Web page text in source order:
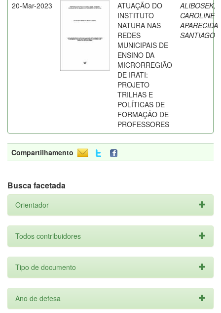
20-Mar-2023
ATUAÇÃO DO
INSTITUTO
NATURA NAS
REDES
MUNICIPAIS DE
ENSINO DA
MICRORREGIÃO
DE IRATI:
PROJETO
TRILHAS E
POLÍTICAS DE
FORMAÇÃO DE
PROFESSORES
ALIBOSEK,
CAROLINE
APARECIDA
SANTIAGO
Compartilhamento
Busca facetada
Orientador
Todos contribuidores
Tipo de documento
Ano de defesa